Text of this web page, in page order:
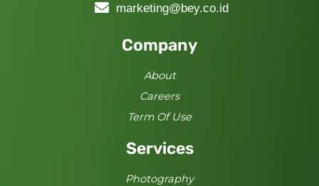
marketing@bey.co.id
Company
About
Careers
Term Of Use
Services
Photography